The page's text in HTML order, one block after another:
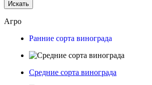
Искать
Агро
Ранние сорта винограда
Средние сорта винограда